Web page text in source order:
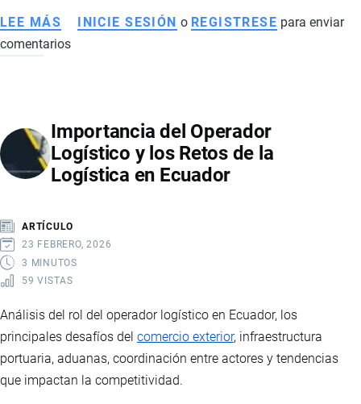
LEE MÁS SOBRE
CIIU
ES,
CÓMO
SE
POR
QUÉ
ES
INICIE SESIÓN o REGISTRESE para enviar
comentarios
Importancia del Operador
Logístico y los Retos de la
Logística en Ecuador
ARTÍCULO
23 FEBRERO, 2026
3 MINUTOS
59 VISTAS
Análisis del rol del operador logístico en Ecuador, los
principales desafíos del comercio exterior, infraestructura
portuaria, aduanas, coordinación entre actores y tendencias
que impactan la competitividad.